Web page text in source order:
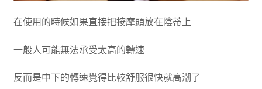
在使用的時候如果直接把按摩頭放在陰蒂上
一般人可能無法承受太高的轉速
反而是中下的轉速覺得比較舒服很快就高潮了